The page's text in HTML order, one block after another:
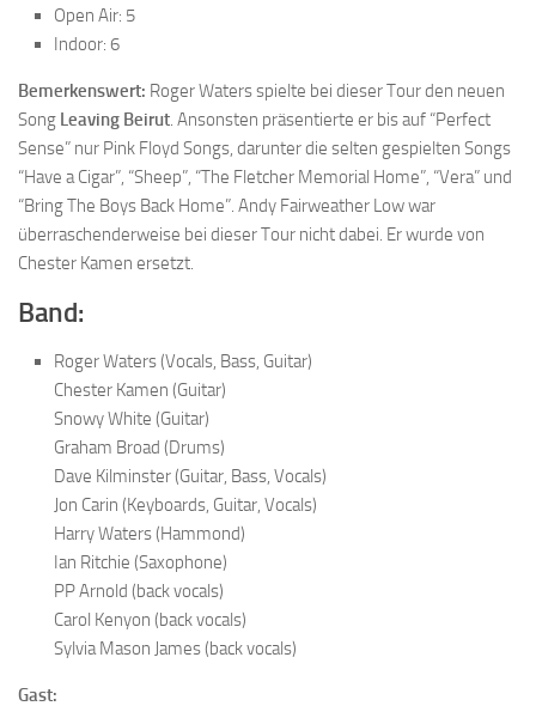
Open Air: 5
Indoor: 6
Bemerkenswert: Roger Waters spielte bei dieser Tour den neuen
Song Leaving Beirut. Ansonsten präsentierte er bis auf “Perfect
Sense” nur Pink Floyd Songs, darunter die selten gespielten Songs
“Have a Cigar”, “Sheep”, “The Fletcher Memorial Home”, “Vera” und
“Bring The Boys Back Home”. Andy Fairweather Low war
überraschenderweise bei dieser Tour nicht dabei. Er wurde von
Chester Kamen ersetzt.
Band:
Roger Waters (Vocals, Bass, Guitar)
Chester Kamen (Guitar)
Snowy White (Guitar)
Graham Broad (Drums)
Dave Kilminster (Guitar, Bass, Vocals)
Jon Carin (Keyboards, Guitar, Vocals)
Harry Waters (Hammond)
Ian Ritchie (Saxophone)
PP Arnold (back vocals)
Carol Kenyon (back vocals)
Sylvia Mason James (back vocals)
Gast: